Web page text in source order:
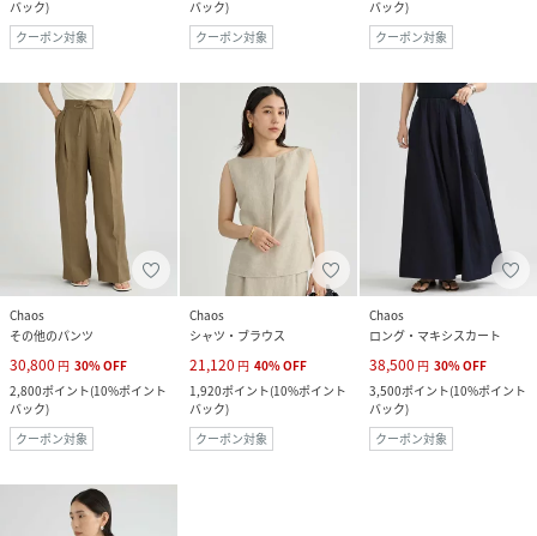
バック)
クーポン対象
バック)
クーポン対象
バック)
クーポン対象
Chaos
その他のパンツ
30,800 円 30%OFF
2,800ポイント(10%ポイント
バック)
クーポン対象
Chaos
シャツ・ブラウス
21,120 円 40%OFF
1,920ポイント(10%ポイント
バック)
クーポン対象
Chaos
ロング・マキシスカート
38,500 円 30%OFF
3,500ポイント(10%ポイント
バック)
クーポン対象